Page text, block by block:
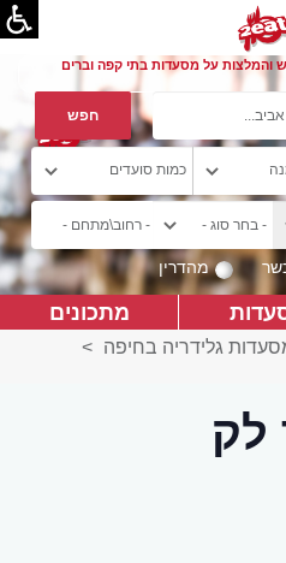
על מסעדות בתי קפה וברים
מהדרין
מתכונים
גלידריה בחיפה >
לק